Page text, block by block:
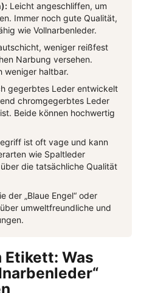
Leicht angeschliffen, um
Immer noch gute Qualität,
wie Vollnarbenleder.
weniger reißfest
Narbung versehen.
weniger haltbar.
gegerbtes Leder entwickelt
chromgegerbtes Leder
Beide können hochwertig
ist oft vage und kann
wie Spaltleder
die tatsächliche Qualität
der „Blaue Engel“ oder
umweltfreundliche und
Etikett: Was